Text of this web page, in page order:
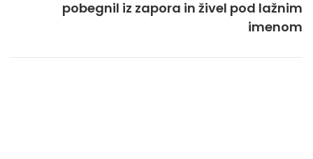
pobegnil iz zapora in živel pod lažnim
imenom